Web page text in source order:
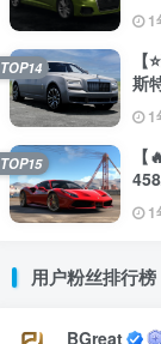
1
斯
1
TOP14
1
TOP15
用户粉丝排行榜
BGreat